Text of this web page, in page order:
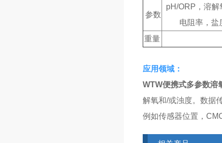
参数
pH/ORP，溶
电阻率，盐
重量
应用领域：
WTW便携式多参数溶
解氧和/或浊度。数据
例如传感器位置，